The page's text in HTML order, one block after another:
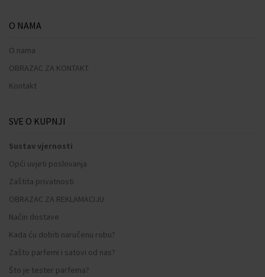
O NAMA
O nama
OBRAZAC ZA KONTAKT
Kontakt
SVE O KUPNJI
Sustav vjernosti
Opći uvjeti poslovanja
Zaštita privatnosti
OBRAZAC ZA REKLAMACIJU
Način dostave
Kada ću dobiti naručenu robu?
Zašto parfemi i satovi od nas?
Što je tester parfema?